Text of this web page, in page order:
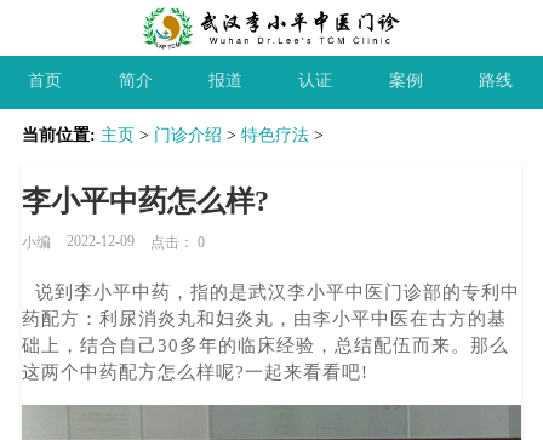
首页 简介 报道 认证 案例 路线
当前位置: 主页> 门诊介绍 > 特色疗法>
李小平中药怎么样?
小编 2022-12-09 点击：0
说到李小平中药，指的是武汉李小平中医门诊部的专利中
药配方：利尿消炎丸和妇炎丸，由李小平中医在古方的基
础上，结合自己30多年的临床经验，总结配伍而来。那么
这两个中药配方怎么样呢?一起来看看吧!